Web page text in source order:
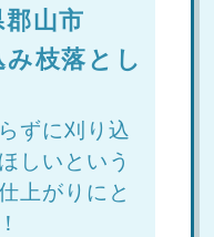
山市
枝落とし
ずに刈り込
しいという
上がりにと